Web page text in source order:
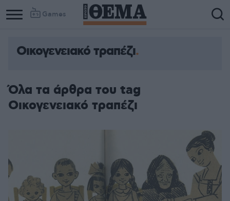
Games
Οικογενειακό τραπέζι
Όλα τα άρθρα του tag
Οικογενειακό τραπέζι